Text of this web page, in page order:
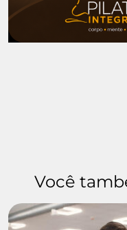
Você